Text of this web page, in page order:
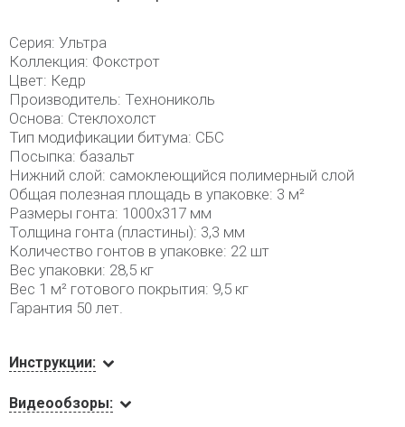
Серия: Ультра
Коллекция: Фокстрот
Цвет: Кедр
Производитель: Технониколь
Основа: Стеклохолст
Тип модификации битума: СБС
Посыпка: базальт
Нижний слой: самоклеющийся полимерный слой
Общая полезная площадь в упаковке: 3 м²
Размеры гонта: 1000х317 мм
Толщина гонта (пластины): 3,3 мм
Количество гонтов в упаковке: 22 шт
Вес упаковки: 28,5 кг
Вес 1 м² готового покрытия: 9,5 кг
Гарантия 50 лет.
Инструкции:
Видеообзоры: